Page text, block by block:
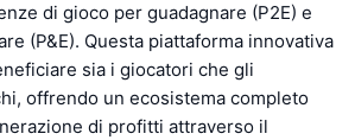
di gioco per guadagnare (P2E) e
(P&E). Questa piattaforma innovativa
sia i giocatori che gli
offrendo un ecosistema completo
di profitti attraverso il